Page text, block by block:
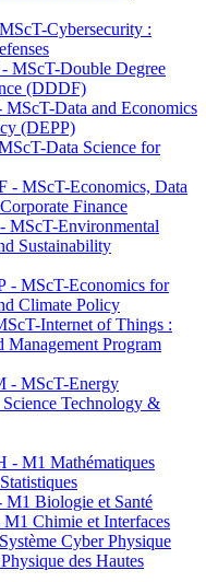
Cybersecurity :
MScT-Double Degree
(DDDF)
Data and Economics
(DEPP)
Data Science for
- MScT-Economics, Data
Finance
MScT-Environmental
Sustainability
- MScT-Economics for
Climate Policy
Internet of Things :
Management Program
- MScT-Energy
Technology &
- M1 Mathématiques
Biologie et Santé
Chimie et Interfaces
Cyber Physique
des Hautes